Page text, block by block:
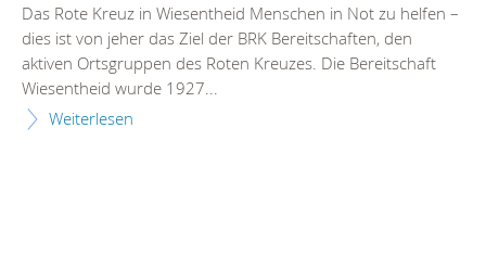
Das Rote Kreuz in Wiesentheid Menschen in Not zu helfen –
dies ist von jeher das Ziel der BRK Bereitschaften, den
aktiven Ortsgruppen des Roten Kreuzes. Die Bereitschaft
Wiesentheid wurde 1927...
Weiterlesen